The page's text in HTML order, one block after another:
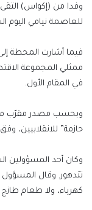
وفدا من (إكواس) التقى
للعاصمة نيامي اليوم
فيما أشارت المحطة
ممثلي المجموعة
في المقام الأول.
وبحسب مصدر مقرّب من
حازمة” للانقلابيين،
وكان أحد المسؤولين
تتدهور. وقال
كهرباء، ولا طعام